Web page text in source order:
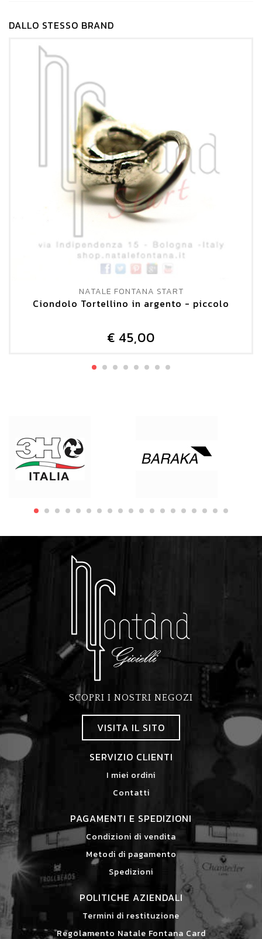
DALLO STESSO BRAND
NATALE FONTANA START
Ciondolo Tortellino in argento - piccolo
€ 45,00
DETTAGLIO
SCOPRI I NOSTRI NEGOZI
VISITA IL SITO
SERVIZIO CLIENTI
I miei ordini
Contatti
PAGAMENTI E SPEDIZIONI
Condizioni di vendita
Metodi di pagamento
Spedizioni
POLITICHE AZIENDALI
Termini di restituzione
Regolamento Natale Fontana Card